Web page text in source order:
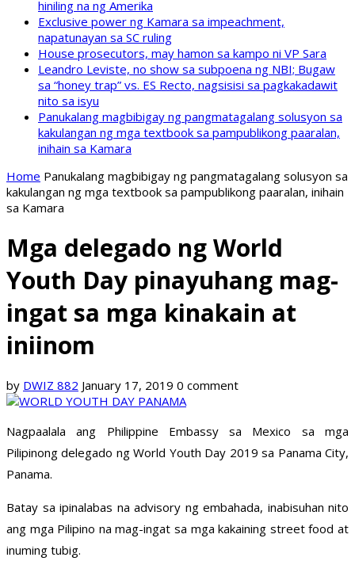
hiniling na ng Amerika
Exclusive power ng Kamara sa impeachment,
napatunayan sa SC ruling
House prosecutors, may hamon sa kampo ni VP Sara
Leandro Leviste, no show sa subpoena ng NBI; Bugaw
sa “honey trap” vs. ES Recto, nagsisisi sa pagkakadawit
nito sa isyu
Panukalang magbibigay ng pangmatagalang solusyon sa
kakulangan ng mga textbook sa pampublikong paaralan,
inihain sa Kamara
Home Panukalang magbibigay ng pangmatagalang solusyon sa
kakulangan ng mga textbook sa pampublikong paaralan, inihain
sa Kamara
Mga delegado ng World
Youth Day pinayuhang mag-
ingat sa mga kinakain at
iniinom
by DWIZ 882 January 17, 2019 0 comment
Nagpaalala ang Philippine Embassy sa Mexico sa mga
Pilipinong delegado ng World Youth Day 2019 sa Panama City,
Panama.
Batay sa ipinalabas na advisory ng embahada, inabisuhan nito
ang mga Pilipino na mag-ingat sa mga kakaining street food at
inuming tubig.